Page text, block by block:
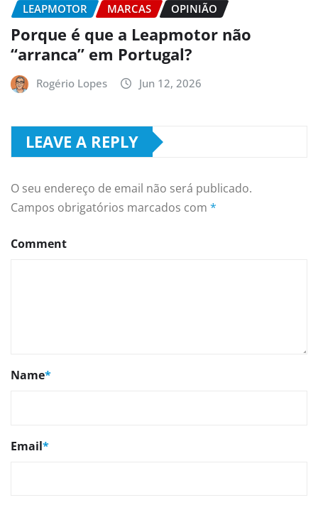
LEAPMOTOR MARCAS OPINIÃO
Porque é que a Leapmotor não
“arranca” em Portugal?
Rogério Lopes Jun 12, 2026
LEAVE A REPLY
O seu endereço de email não será publicado.
Campos obrigatórios marcados com *
Comment
Name*
Email*